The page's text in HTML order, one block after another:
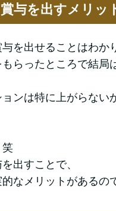
与を出すメリッ
を出せることはわか
らったところで結局
ンは特に上がらない
笑
出すことで、
なメリットがあるの